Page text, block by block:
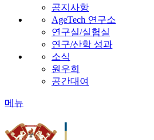
공지사항
AgeTech 연구소
연구실/실험실
연구/산학 성과
소식
원우회
공간대여
메뉴